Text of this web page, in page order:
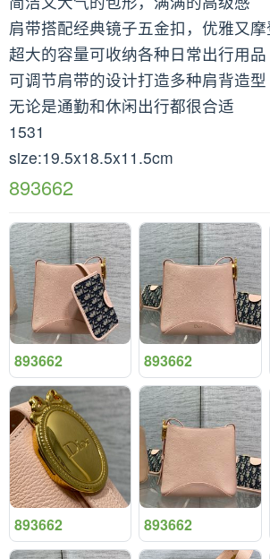
肩带搭配经典镜子五金扣，优雅又摩
超大的容量可收纳各种日常出行用品
可调节肩带的设计打造多种肩背造型
无论是通勤和休闲出行都很合适
1531
size:19.5x18.5x11.5cm
893662
893662 893662
893662 893662